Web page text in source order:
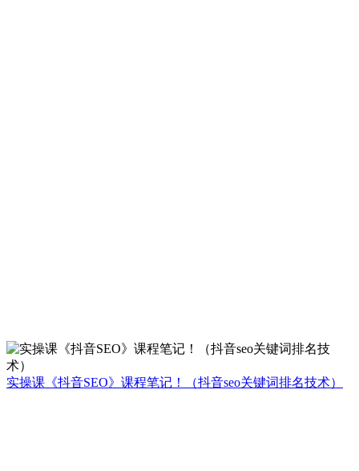
实操课《抖音SEO》课程笔记！（抖音seo关键词排名技术）